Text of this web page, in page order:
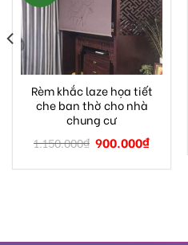
Rèm khắc laze họa tiết
che ban thờ cho nhà
chung cư
1.150.000₫ 900.000₫